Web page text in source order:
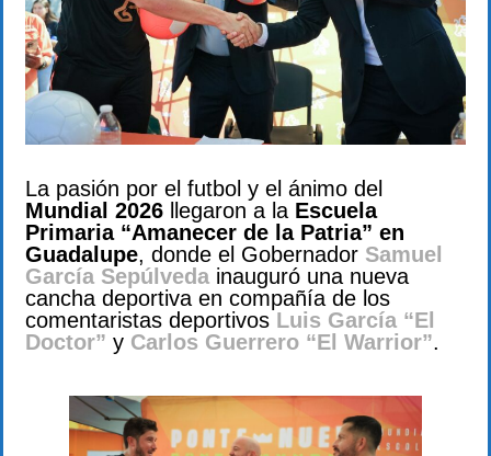
La pasión por el futbol y el ánimo del
Mundial 2026 llegaron a la Escuela
Primaria “Amanecer de la Patria” en
Guadalupe, donde el Gobernador Samuel
García Sepúlveda inauguró una nueva
cancha deportiva en compañía de los
comentaristas deportivos Luis García “El
Doctor” y Carlos Guerrero “El Warrior”.